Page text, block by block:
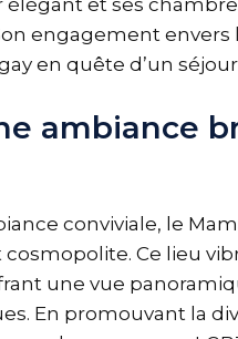
engagement envers
en quête d’un
ambiance
conviviale, le
Ce lieu
une vue
En promouvant la